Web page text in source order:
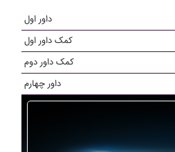
داور اول
کمک داور اول
کمک داور دوم
داور چهارم